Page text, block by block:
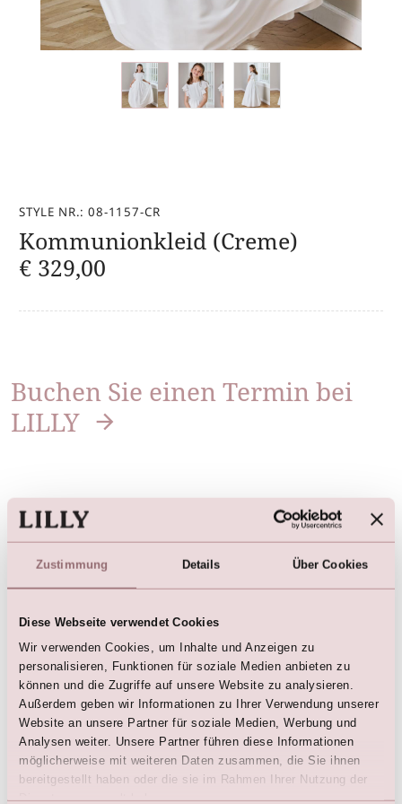
Zustimmung Details Über Cookies
Diese Webseite verwendet Cookies
Wir verwenden Cookies, um Inhalte und Anzeigen zu
personalisieren, Funktionen für soziale Medien anbieten zu
können und die Zugriffe auf unsere Website zu analysieren.
Außerdem geben wir Informationen zu Ihrer Verwendung unserer
Website an unsere Partner für soziale Medien, Werbung und
Analysen weiter. Unsere Partner führen diese Informationen
möglicherweise mit weiteren Daten zusammen, die Sie ihnen
bereitgestellt haben oder die sie im Rahmen Ihrer Nutzung der
Dienste gesammelt haben.
STYLE NR.: 08-1157-CR
Kommunionkleid (Creme)
€ 329,00
Buchen Sie einen Termin bei
LILLY
Wir empfehlen auch:
Kommunionkleid (Creme)
€ 359,00